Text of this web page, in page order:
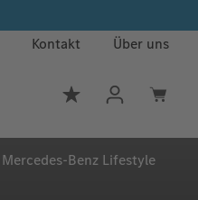
Kontakt Über uns
Du hast 0
Mercedes‑Benz Lifestyle